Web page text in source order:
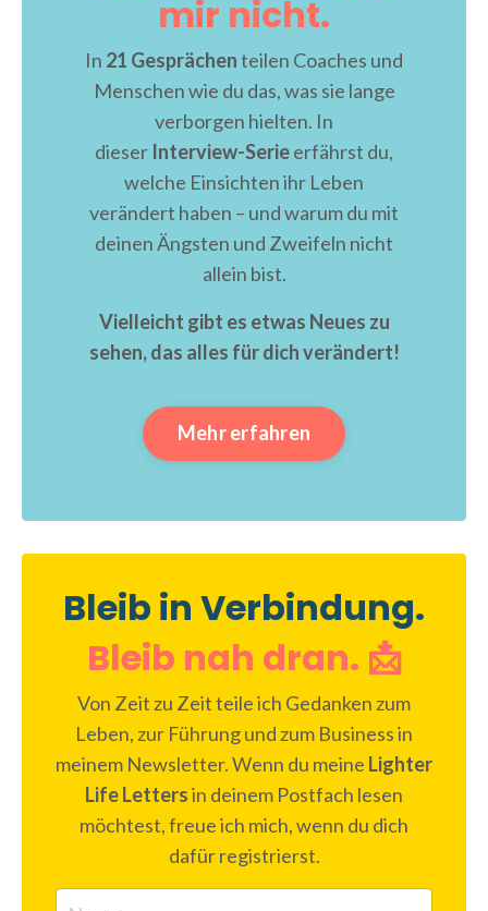
mir nicht.
In 21 Gesprächenteilen Coaches und
Menschen wie du das, was sie lange
verborgen hielten. In
dieser Interview-Serieerfährst du,
welche Einsichten ihr Leben
verändert haben – und warum du mit
deinen Ängsten und Zweifeln nicht
allein bist.
Vielleicht gibt es etwas Neues zu
sehen, das alles für dich verändert!
Mehr erfahren
Bleib in Verbindung.
Bleib nah dran. 📩
Von Zeit zu Zeit teile ich Gedanken zum
Leben, zur Führung und zum Business in
meinem Newsletter. Wenn du meine Lighter
Life Lettersin deinem Postfach lesen
möchtest, freue ich mich, wenn du dich
dafür registrierst.